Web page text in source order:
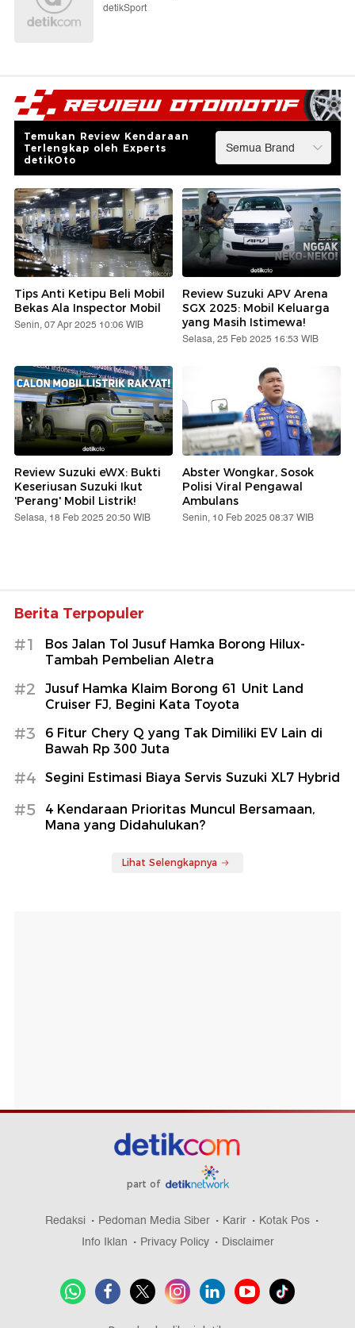
detikSport
Temukan Review Kendaraan
Terlengkap oleh Experts
detikOto
Tips Anti Ketipu Beli Mobil
Bekas Ala Inspector Mobil
Senin, 07 Apr 2025 10:06 WIB
Review Suzuki APV Arena
SGX 2025: Mobil Keluarga
yang Masih Istimewa!
Selasa, 25 Feb 2025 16:53 WIB
Review Suzuki eWX: Bukti
Keseriusan Suzuki Ikut
'Perang' Mobil Listrik!
Selasa, 18 Feb 2025 20:50 WIB
Abster Wongkar, Sosok
Polisi Viral Pengawal
Ambulans
Senin, 10 Feb 2025 08:37 WIB
Berita Terpopuler
#1
Bos Jalan Tol Jusuf Hamka Borong Hilux-
Tambah Pembelian Aletra
#2
Jusuf Hamka Klaim Borong 61 Unit Land
Cruiser FJ, Begini Kata Toyota
#3
6 Fitur Chery Q yang Tak Dimiliki EV Lain di
Bawah Rp 300 Juta
#4 Segini Estimasi Biaya Servis Suzuki XL7 Hybrid
#5
4 Kendaraan Prioritas Muncul Bersamaan,
Mana yang Didahulukan?
Lihat Selengkapnya
part of
Redaksi Pedoman Media Siber Karir
Kotak Pos
Info Iklan
Privacy Policy Disclaimer